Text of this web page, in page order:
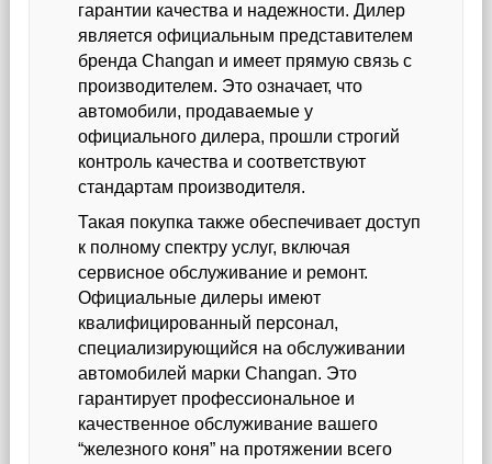
гарантии качества и надежности. Дилер
является официальным представителем
бренда Changan и имеет прямую связь с
производителем. Это означает, что
автомобили, продаваемые у
официального дилера, прошли строгий
контроль качества и соответствуют
стандартам производителя.
Такая покупка также обеспечивает доступ
к полному спектру услуг, включая
сервисное обслуживание и ремонт.
Официальные дилеры имеют
квалифицированный персонал,
специализирующийся на обслуживании
автомобилей марки Changan. Это
гарантирует профессиональное и
качественное обслуживание вашего
“железного коня” на протяжении всего